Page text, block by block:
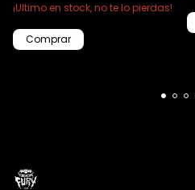
¡Ultimo en stock, no te lo pierdas!
Comprar